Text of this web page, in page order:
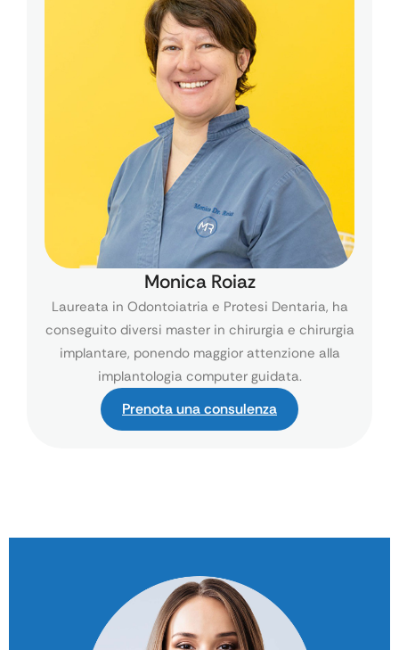
Monica Roiaz
Laureata in Odontoiatria e Protesi Dentaria, ha
conseguito diversi master in chirurgia e chirurgia
implantare, ponendo maggior attenzione alla
implantologia computer guidata.
Prenota una consulenza